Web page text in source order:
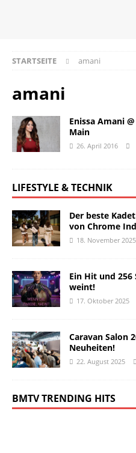
STARTSEITE amani
amani
Enissa Amani
Main
26. April 2016
LIFESTYLE & TECHNIK
Der beste
von Chrome
18. November 2025
Ein Hit und 256
weint!
17. Oktober 2025
Caravan Salon
Neuheiten!
22. August 2025
BMTV TRENDING HITS